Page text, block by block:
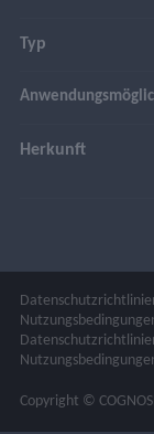
Typ
Herkunft
Copyright ©